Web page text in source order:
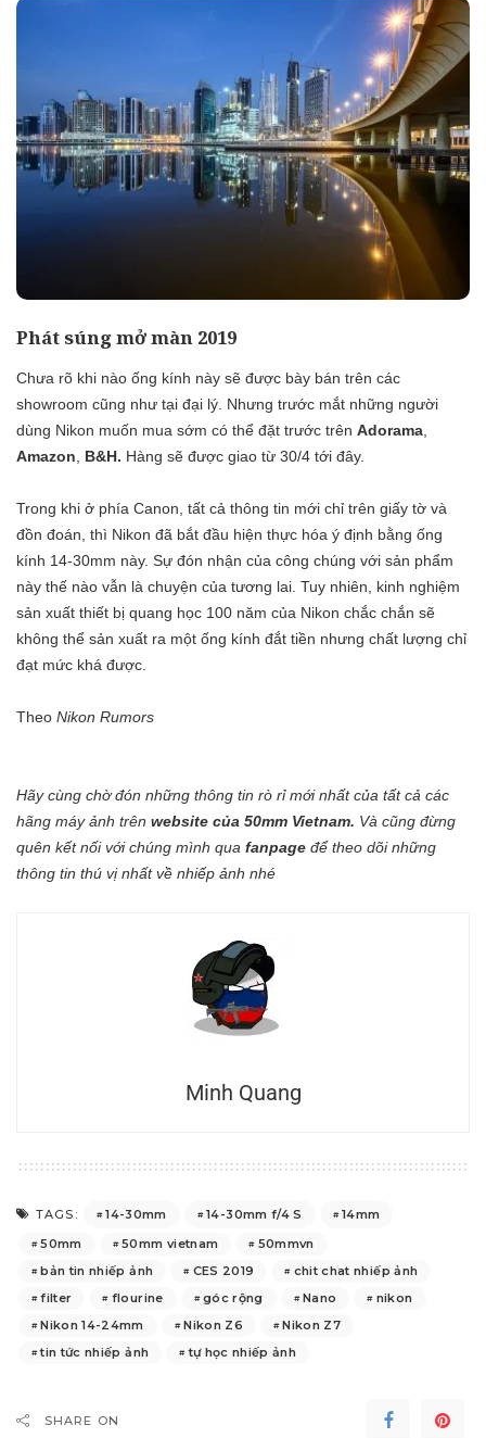
Phát súng mở màn 2019
Chưa rõ khi nào ống kính này sẽ được bày bán trên các
showroom cũng như tại đại lý. Nhưng trước mắt những người
dùng Nikon muốn mua sớm có thể đặt trước trên Adorama,
Amazon, B&H. Hàng sẽ được giao từ 30/4 tới đây.
Trong khi ở phía Canon, tất cả thông tin mới chỉ trên giấy tờ và
đồn đoán, thì Nikon đã bắt đầu hiện thực hóa ý định bằng ống
kính 14-30mm này. Sự đón nhận của công chúng với sản phẩm
này thế nào vẫn là chuyện của tương lai. Tuy nhiên, kinh nghiệm
sản xuất thiết bị quang học 100 năm của Nikon chắc chắn sẽ
không thể sản xuất ra một ống kính đắt tiền nhưng chất lượng chỉ
đạt mức khá được.
Theo Nikon Rumors
Hãy cùng chờ đón những thông tin rò rỉ mới nhất của tất cả các
hãng máy ảnh trên website của 50mm Vietnam. Và cũng đừng
quên kết nối với chúng mình qua fanpage để theo dõi những
thông tin thú vị nhất về nhiếp ảnh nhé
Minh Quang
TAGS: 14-30mm 14-30mm f/4 S
14mm
50mm
50mm vietnam
50mmvn
bản tin nhiếp ảnh
CES 2019
chit chat nhiếp ảnh
filter
flourine góc rộng Nano
nikon
Nikon 14-24mm
Nikon Z6
Nikon Z7
tin tức nhiếp ảnh
tự học nhiếp ảnh
SHARE ON